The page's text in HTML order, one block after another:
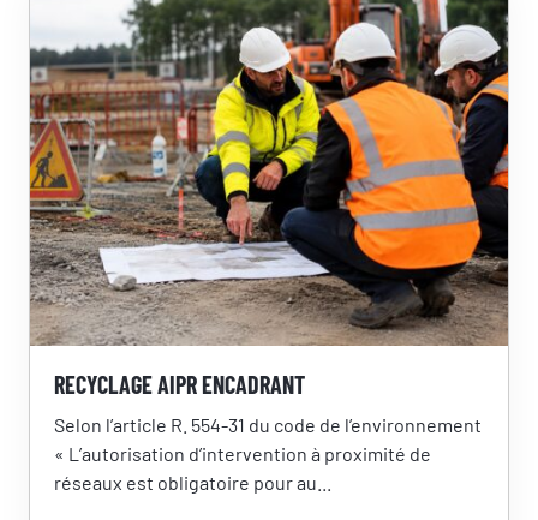
RECYCLAGE AIPR ENCADRANT
Selon l’article R. 554-31 du code de l’environnement
« L’autorisation d’intervention à proximité de
réseaux est obligatoire pour au...
RÉSERVER UNE SESSION
Vous êtes
Prénom